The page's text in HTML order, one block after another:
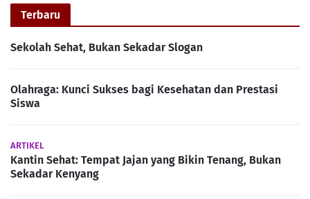
Terbaru
Sekolah Sehat, Bukan Sekadar Slogan
Olahraga: Kunci Sukses bagi Kesehatan dan Prestasi
Siswa
ARTIKEL
Kantin Sehat: Tempat Jajan yang Bikin Tenang, Bukan
Sekadar Kenyang